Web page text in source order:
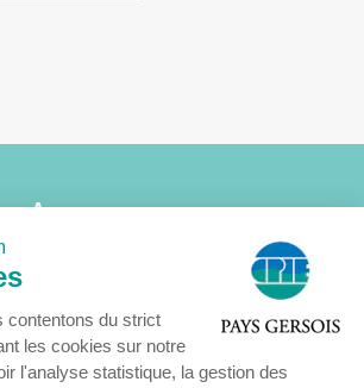
Association
légales
contentons du strict
les cookies sur notre
l'analyse statistique, la gestion des